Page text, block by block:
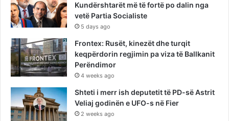
Kundërshtarët më të fortë po dalin nga
vetë Partia Socialiste
5 days ago
Frontex: Rusët, kinezët dhe turqit
keqpërdorin regjimin pa viza të Ballkanit
Perëndimor
4 weeks ago
Shteti i merr ish deputetit të PD-së Astrit
Veliaj godinën e UFO-s në Fier
2 weeks ago